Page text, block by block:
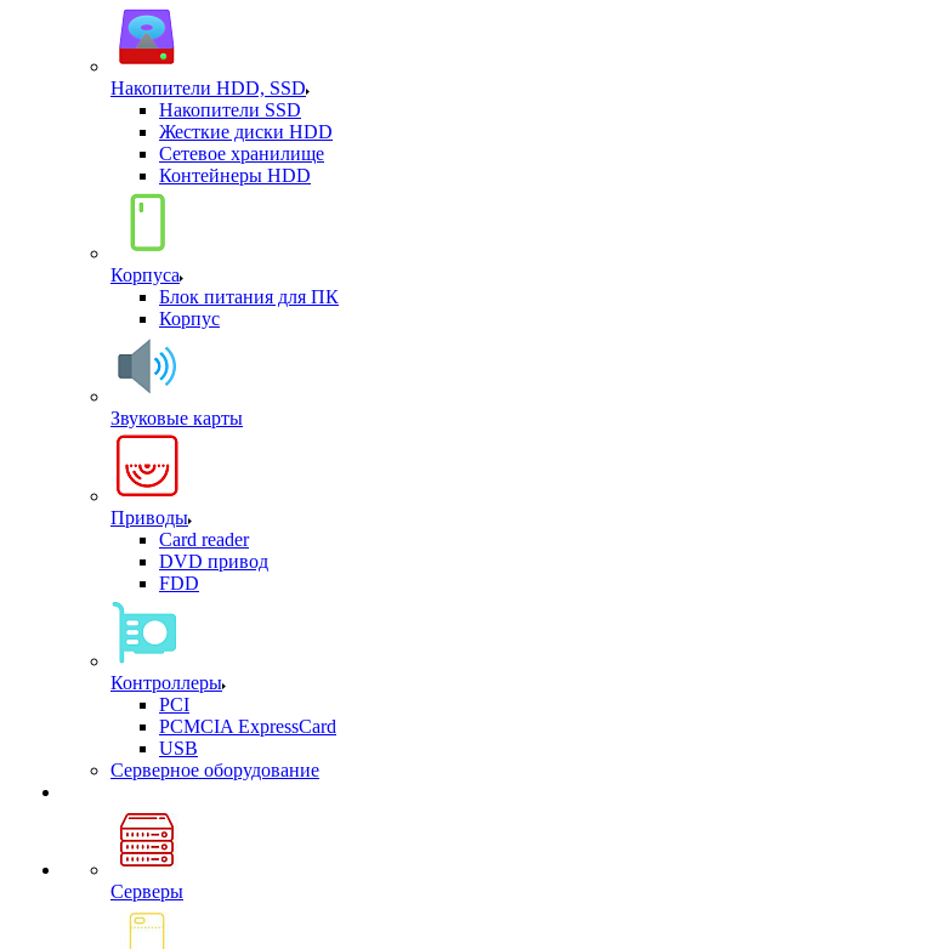
Накопители HDD, SSD
Накопители SSD
Жесткие диски HDD
Сетевое хранилище
Контейнеры HDD
Корпуса
Блок питания для ПК
Корпус
Звуковые карты
Приводы
Card reader
DVD привод
FDD
Контроллеры
PCI
PCMCIA ExpressCard
USB
Cерверное оборудование
Серверы